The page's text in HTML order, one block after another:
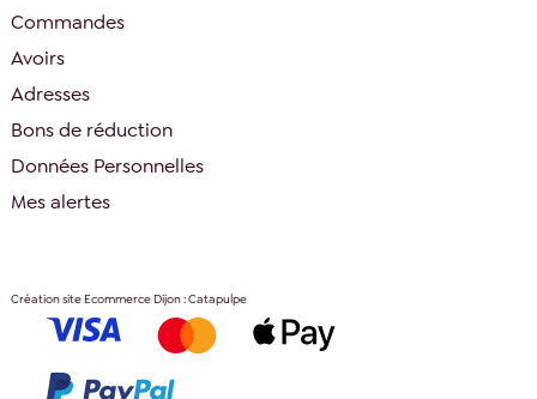
Commandes
Avoirs
Adresses
Bons de réduction
Données Personnelles
Mes alertes
Création site Ecommerce Dijon : Catapulpe